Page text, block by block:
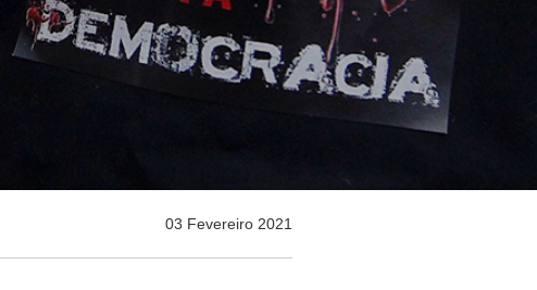
03 Fevereiro 2021